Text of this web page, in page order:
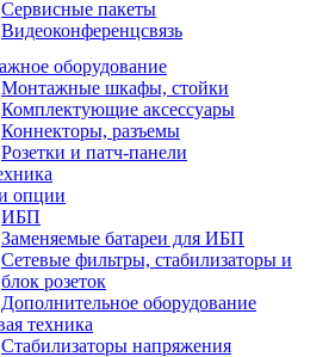
Сервисные пакеты
Видеоконференцсвязь
оборудование
Монтажные шкафы, стойки
Комплектующие аксессуары
Коннекторы, разъемы
Розетки и патч-панели
опции
ИБП
Заменяемые батареи для ИБП
Сетевые фильтры, стабилизаторы и
блок розеток
Дополнительное оборудование
техника
Стабилизаторы напряжения